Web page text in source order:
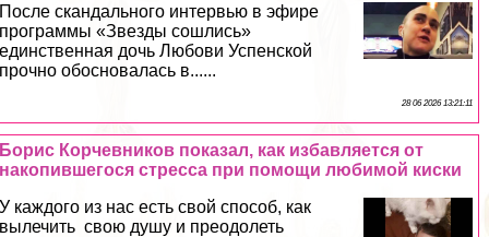
После скандального интервью в эфире
программы «Звезды сошлись»
единственная дочь Любови Успенской
прочно обосновалась в......
28 06 2026 13:21:11
Борис Корчевников показал, как избавляется от
накопившегося стресса при помощи любимой киски
У каждого из нас есть свой способ, как
вылечить свою душу и преодолеть